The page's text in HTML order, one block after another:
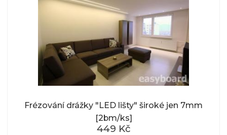
Frézování drážky "LED lišty" široké jen 7mm
[2bm/ks]
449 Kč